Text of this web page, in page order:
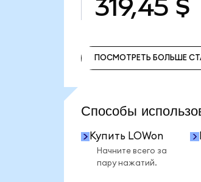
319,45 $
ПОСМОТРЕТЬ БОЛЬШЕ
Способы
Купить LOWon
Начните всего за
пару нажатий.